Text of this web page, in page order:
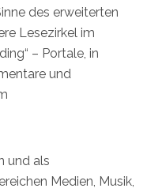
des erweiterten
Lesezirkel im
– Portale, in
und
und als
Medien, Musik,